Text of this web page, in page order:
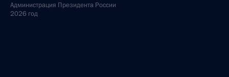
Администрация Президента России
2026 год